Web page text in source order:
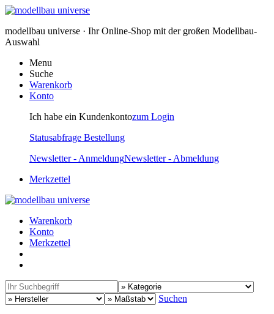
modellbau universe · Ihr Online-Shop mit der großen Modellbau-
Auswahl
Menu
Suche
Warenkorb
Konto
Ich habe ein Kundenkontozum Login
Statusabfrage Bestellung
Newsletter - AnmeldungNewsletter - Abmeldung
Merkzettel
Warenkorb
Konto
Merkzettel
Suchen